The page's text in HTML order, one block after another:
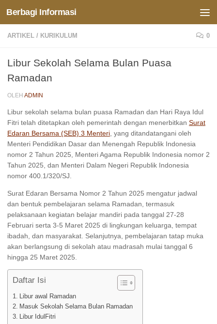
Skip to content
Berbagi Informasi
ARTIKEL / KURIKULUM 0
Libur Sekolah Selama Bulan Puasa
Ramadan
OLEH ADMIN
Libur sekolah selama bulan puasa Ramadan dan Hari Raya Idul
Fitri telah ditetapkan oleh pemerintah dengan menerbitkan Surat
Edaran Bersama (SEB) 3 Menteri, yang ditandatangani oleh
Menteri Pendidikan Dasar dan Menengah Republik Indonesia
nomor 2 Tahun 2025, Menteri Agama Republik Indonesia nomor 2
Tahun 2025, dan Menteri Dalam Negeri Republik Indonesia
nomor 400.1/320/SJ.
Surat Edaran Bersama Nomor 2 Tahun 2025 mengatur jadwal
dan bentuk pembelajaran selama Ramadan, termasuk
pelaksanaan kegiatan belajar mandiri pada tanggal 27-28
Februari serta 3-5 Maret 2025 di lingkungan keluarga, tempat
ibadah, dan masyarakat. Selanjutnya, pembelajaran tatap muka
akan berlangsung di sekolah atau madrasah mulai tanggal 6
hingga 25 Maret 2025.
Daftar Isi
Libur awal Ramadan
Masuk Sekolah Selama Bulan Ramadan
Libur IdulFitri